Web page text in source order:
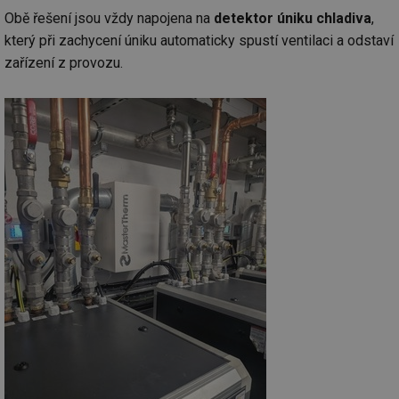
Obě řešení jsou vždy napojena na detektor úniku chladiva,
který při zachycení úniku automaticky spustí ventilaci a odstaví
zařízení z provozu.Funkční soubory
Nezbytně nutné soubory
Výkonové soubory
Soubory cílení
Funkční soubory
Nezařazené soubory
Nezbytně nutné soubory cookie umožňují základní
funkce webových stránek, jako je přihlášení
uživatele a správa účtu. Webové stránky nelze bez
nezbytně nutných souborů cookie správně používat.
Provider
Doména